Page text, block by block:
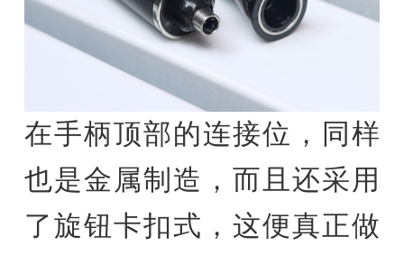
在手柄顶部的连接位，同样
也是金属制造，而且还采用
了旋钮卡扣式，这便真正做